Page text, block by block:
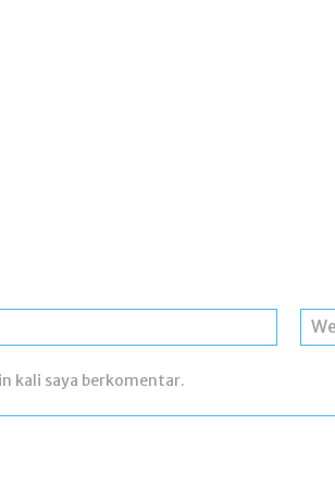
Email:*
kali saya berkomentar.